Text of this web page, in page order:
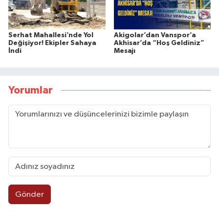
Serhat Mahallesi’nde Yol
Değişiyor! Ekipler Sahaya
İndi
Akigolar’dan Vanspor’a
Akhisar’da “Hoş Geldiniz”
Mesajı
Yorumlar
Gönder